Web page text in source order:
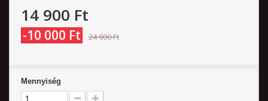
14 900 Ft‎
-10 000 Ft‎ 24 900 Ft‎
Mennyiség